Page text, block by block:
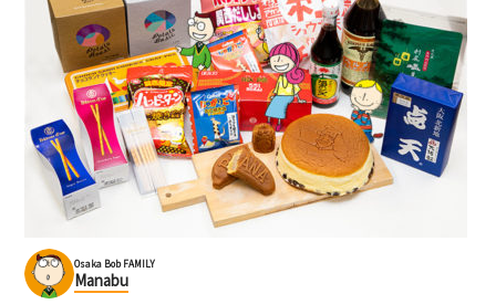
Osaka Bob FAMILY
Manabu